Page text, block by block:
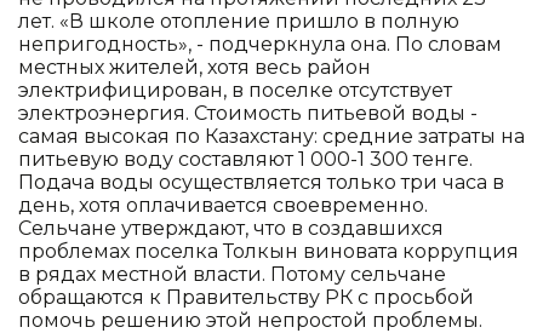
лет. «В школе отопление пришло в полную
непригодность», - подчеркнула она. По словам
местных жителей, хотя весь район
электрифицирован, в поселке отсутствует
электроэнергия. Стоимость питьевой воды -
самая высокая по Казахстану: средние затраты на
питьевую воду составляют 1 000-1 300 тенге.
Подача воды осуществляется только три часа в
день, хотя оплачивается своевременно.
Сельчане утверждают, что в создавшихся
проблемах поселка Толкын виновата коррупция
в рядах местной власти. Потому сельчане
обращаются к Правительству РК с просьбой
помочь решению этой непростой проблемы.